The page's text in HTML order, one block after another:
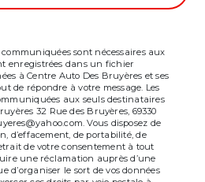
sont nécessaires aux
enregistrées dans un fichier
à Centre Auto Des Bruyères et ses
de répondre à votre message. Les
aux seuls destinataires
32 Rue des Bruyères, 69330
Vous disposez de
d’effacement, de portabilité, de
de votre consentement à tout
une réclamation auprès d’une
d’organiser le sort de vos données